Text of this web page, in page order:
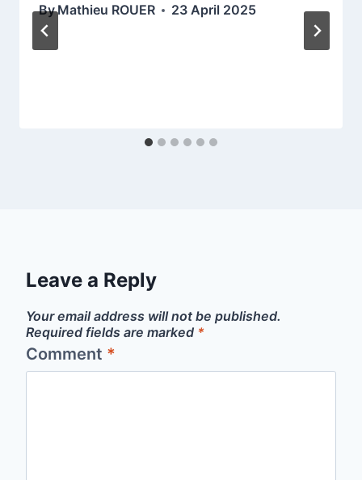
ByMathieu ROUER 23 April 2025
Leave a Reply
Your email address will not be published.
Required fields are marked *
Comment *